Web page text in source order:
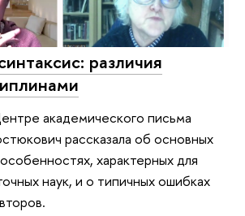
различия
академического письма
рассказала об основных
характерных для
наук, и о типичных ошибках